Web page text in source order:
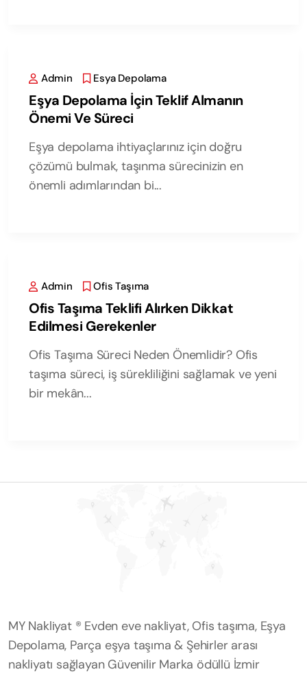
Admin Esya Depolama
Eşya Depolama İçin Teklif Almanın
Önemi Ve Süreci
Eşya depolama ihtiyaçlarınız için doğru
çözümü bulmak, taşınma sürecinizin en
önemli adımlarından bi...
Admin Ofis Taşıma
Ofis Taşıma Teklifi Alırken Dikkat
Edilmesi Gerekenler
Ofis Taşıma Süreci Neden Önemlidir? Ofis
taşıma süreci, iş sürekliliğini sağlamak ve yeni
bir mekân...
MY Nakliyat ® Evden eve nakliyat, Ofis taşıma, Eşya
Depolama, Parça eşya taşıma & Şehirler arası
nakliyatı sağlayan Güvenilir Marka ödüllü İzmir